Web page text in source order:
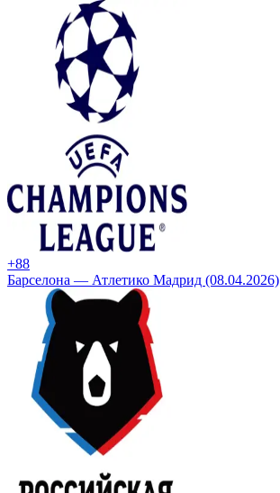
+88
Барселона — Атлетико Мадрид (08.04.2026)